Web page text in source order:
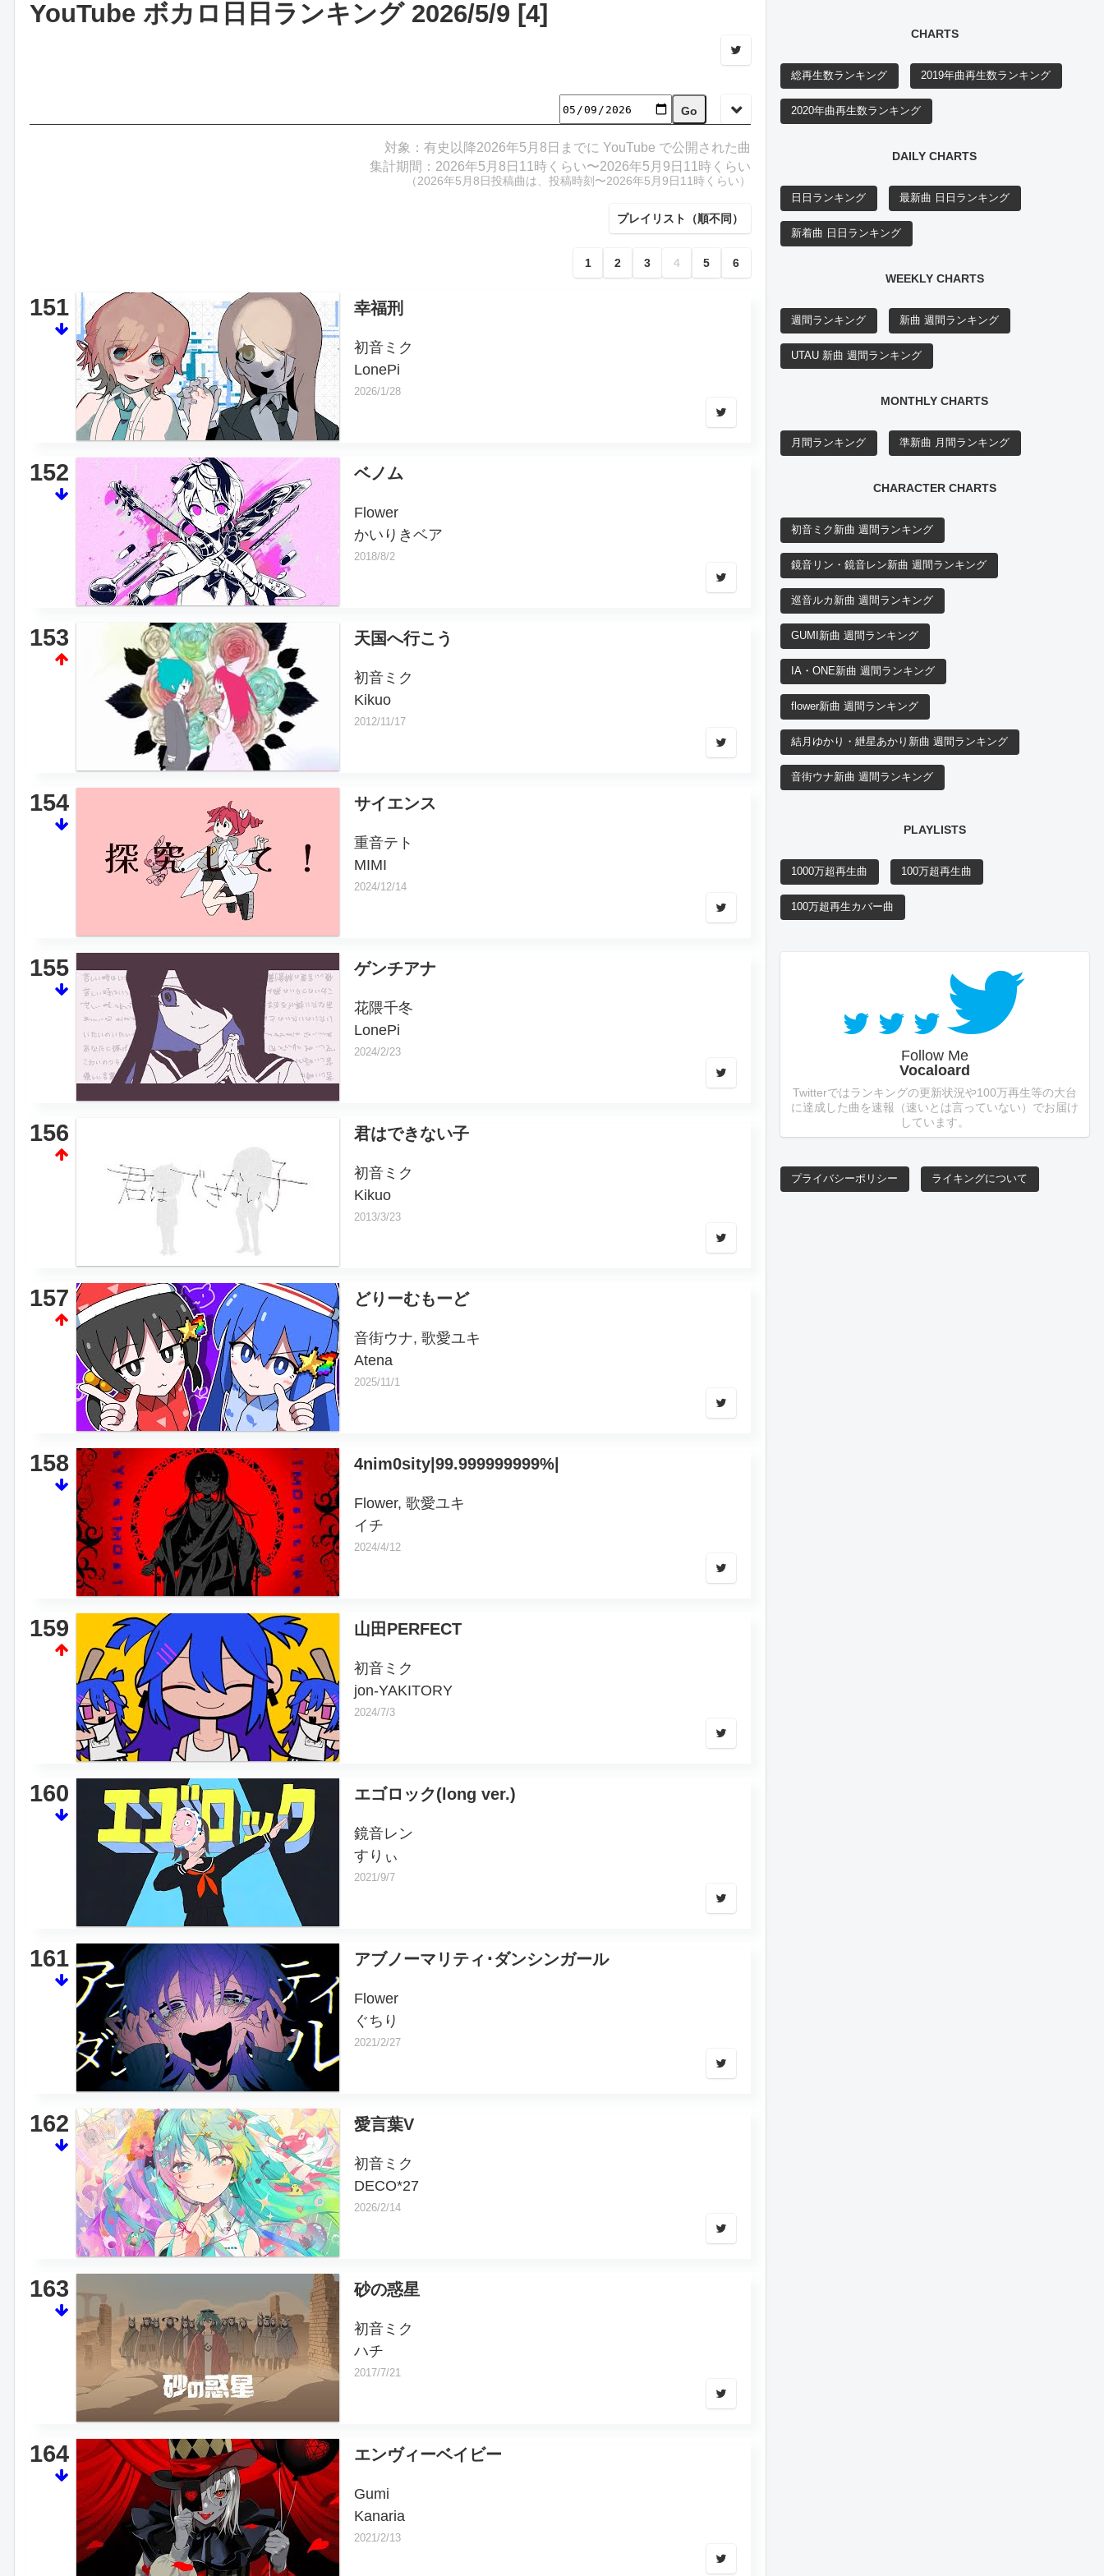
YouTube ボカロ日日ランキング 2026/5/9 [4]
対象：有史以降2026年5月8日までに YouTube で公開された曲
集計期間：2026年5月8日11時くらい〜2026年5月9日11時くらい
（2026年5月8日投稿曲は、投稿時刻〜2026年5月9日11時くらい）
プレイリスト（順不同）
1 2 3 4 5 6
151 幸福刑
初音ミク
LonePi
2026/1/28
152 ベノム
Flower
かいりきベア
2018/8/2
153 天国へ行こう
初音ミク
Kikuo
2012/11/17
154 サイエンス
重音テト
MIMI
2024/12/14
155 ゲンチアナ
花隈千冬
LonePi
2024/2/23
156 君はできない子
初音ミク
Kikuo
2013/3/23
157 どりーむもーど
音街ウナ, 歌愛ユキ
Atena
2025/11/1
158 4nim0sity|99.999999999%|
Flower, 歌愛ユキ
イチ
2024/4/12
159 山田PERFECT
初音ミク
jon-YAKITORY
2024/7/3
160 エゴロック(long ver.)
鏡音レン
すりぃ
2021/9/7
161 アブノーマリティ･ダンシンガール
Flower
ぐちり
2021/2/27
162 愛言葉V
初音ミク
DECO*27
2026/2/14
163 砂の惑星
初音ミク
ハチ
2017/7/21
164 エンヴィーベイビー
Gumi
Kanaria
2021/2/13
CHARTS
総再生数ランキング 2019年曲再生数ランキング
2020年曲再生数ランキング
DAILY CHARTS
日日ランキング 最新曲 日日ランキング
新着曲 日日ランキング
WEEKLY CHARTS
週間ランキング 新曲 週間ランキング
UTAU 新曲 週間ランキング
MONTHLY CHARTS
月間ランキング 準新曲 月間ランキング
CHARACTER CHARTS
初音ミク新曲 週間ランキング
鏡音リン・鏡音レン新曲 週間ランキング
巡音ルカ新曲 週間ランキング
GUMI新曲 週間ランキング
IA・ONE新曲 週間ランキング
flower新曲 週間ランキング
結月ゆかり・紲星あかり新曲 週間ランキング
音街ウナ新曲 週間ランキング
PLAYLISTS
1000万超再生曲 100万超再生曲
100万超再生カバー曲
Follow Me
Vocaloard
Twitterではランキングの更新状況や100万再生等の大台
に達成した曲を速報（速いとは言っていない）でお届け
しています。
プライバシーポリシー ライキングについて